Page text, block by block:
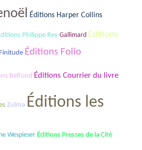
Éditions Harper Collins
Philippe Rey Gallimard Éditions
Éditions Folio
Belfond Éditions Courrier du livre
Zulma Éditions les
Wespieser Éditions Presses de la Cité